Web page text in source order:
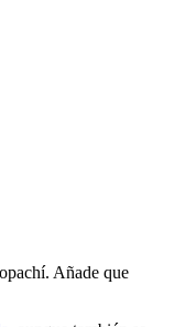
Añade que